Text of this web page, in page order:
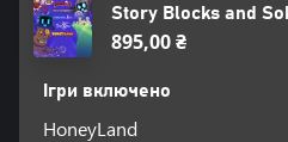
Story Blocks and
895,00 ₴
Ігри включено
HoneyLand